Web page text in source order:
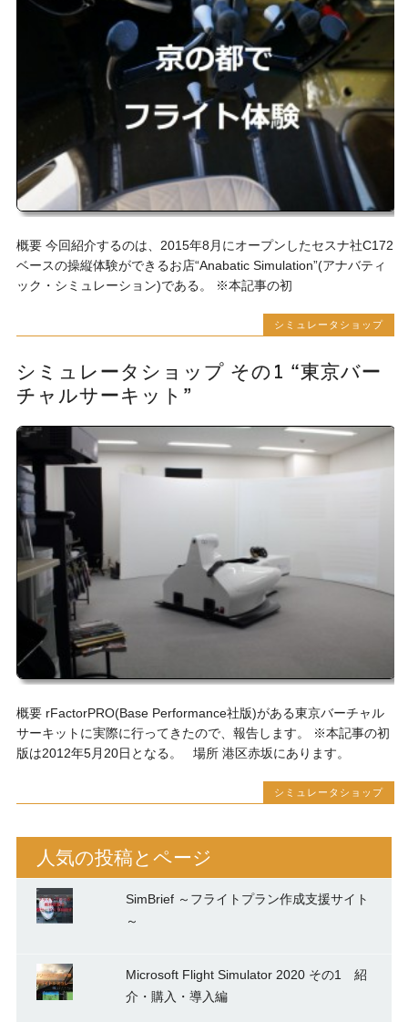
概要 今回紹介するのは、2015年8月にオープンしたセスナ社C172
ベースの操縦体験ができるお店“Anabatic Simulation”(アナバティ
ック・シミュレーション)である。 ※本記事の初
シミュレータショップ
シミュレータショップ その1 “東京バー
チャルサーキット”
概要 rFactorPRO(Base Performance社版)がある東京バーチャル
サーキットに実際に行ってきたので、報告します。 ※本記事の初
版は2012年5月20日となる。 場所 港区赤坂にあります。
シミュレータショップ
人気の投稿とページ
SimBrief ～フライトプラン作成支援サイト
～
Microsoft Flight Simulator 2020 その1 紹
介・購入・導入編